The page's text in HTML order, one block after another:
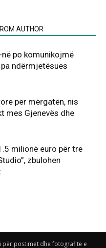
AUTHOR
në po komunikojmë
ndërmjetësues
për mërgatën, nis
mes Gjenevës dhe
milionë euro për tre
zbulohen
për postimet dhe fotografitë e